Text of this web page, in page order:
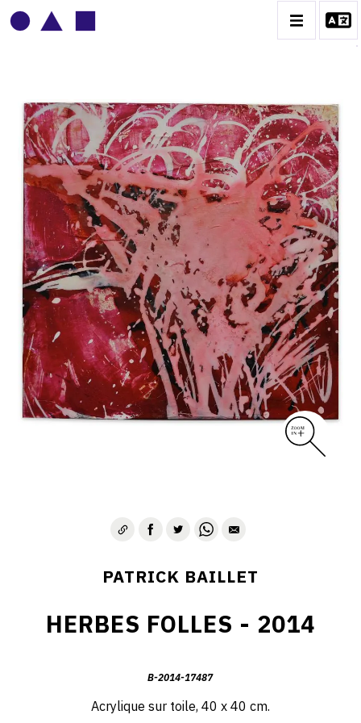
PATRICK BAILLET
BIOGRAPHIE
CATALOGUE DES OEUVRES
CONTACT
PATRICK BAILLET
HERBES FOLLES - 2014
B-2014-17487
Acrylique sur toile, 40 x 40 cm.